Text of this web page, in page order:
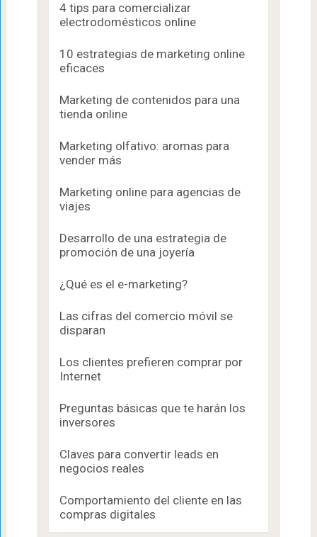
4 tips para comercializar
electrodomésticos online
10 estrategias de marketing online
eficaces
Marketing de contenidos para una
tienda online
Marketing olfativo: aromas para
vender más
Marketing online para agencias de
viajes
Desarrollo de una estrategia de
promoción de una joyería
¿Qué es el e-marketing?
Las cifras del comercio móvil se
disparan
Los clientes prefieren comprar por
Internet
Preguntas básicas que te harán los
inversores
Claves para convertir leads en
negocios reales
Comportamiento del cliente en las
compras digitales